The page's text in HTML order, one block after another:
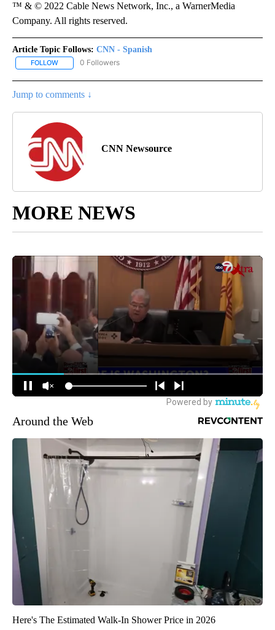
™ & © 2022 Cable News Network, Inc., a WarnerMedia
Company. All rights reserved.
Article Topic Follows: CNN - Spanish
FOLLOW FOLLOW "CNN - SPANISH" TO RECEIVE NOTIFICATIONS ABOUT
0 Followers
Jump to comments ↓
CNN Newsource
MORE NEWS
Around the Web
Here's The Estimated Walk-In Shower Price in 2026